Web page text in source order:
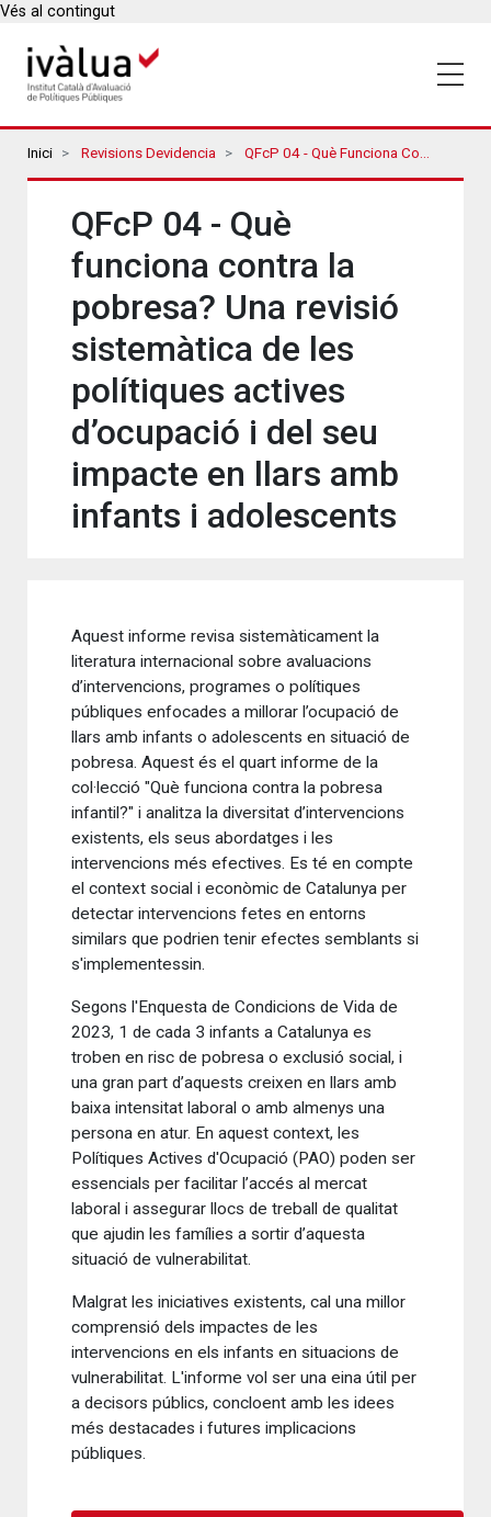
Vés al contingut
Breadcrumbs
Inici Revisions Devidencia QFcP 04 - Què Funciona Contra La Pobresa? Una Revisió Sistemàtica De Les Polítiques Actives D’ocupació I Del Seu Impacte En Llars Amb Infants I Adolescents
QFcP 04 - Què
funciona contra la
pobresa? Una revisió
sistemàtica de les
polítiques actives
d’ocupació i del seu
impacte en llars amb
infants i adolescents
Aquest informe revisa sistemàticament la
literatura internacional sobre avaluacions
d’intervencions, programes o polítiques
públiques enfocades a millorar l’ocupació de
llars amb infants o adolescents en situació de
pobresa. Aquest és el quart informe de la
col·lecció "Què funciona contra la pobresa
infantil?" i analitza la diversitat d’intervencions
existents, els seus abordatges i les
intervencions més efectives. Es té en compte
el context social i econòmic de Catalunya per
detectar intervencions fetes en entorns
similars que podrien tenir efectes semblants si
s'implementessin.
Segons l'Enquesta de Condicions de Vida de
2023, 1 de cada 3 infants a Catalunya es
troben en risc de pobresa o exclusió social, i
una gran part d’aquests creixen en llars amb
baixa intensitat laboral o amb almenys una
persona en atur. En aquest context, les
Polítiques Actives d'Ocupació (PAO) poden ser
essencials per facilitar l’accés al mercat
laboral i assegurar llocs de treball de qualitat
que ajudin les famílies a sortir d’aquesta
situació de vulnerabilitat.
Malgrat les iniciatives existents, cal una millor
comprensió dels impactes de les
intervencions en els infants en situacions de
vulnerabilitat. L'informe vol ser una eina útil per
a decisors públics, concloent amb les idees
més destacades i futures implicacions
públiques.